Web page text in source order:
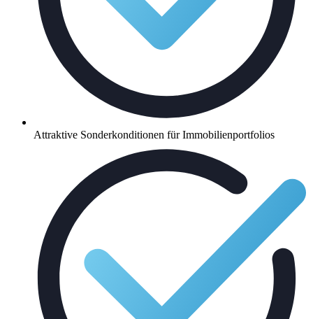
Attraktive Sonderkonditionen für Immobilienportfolios